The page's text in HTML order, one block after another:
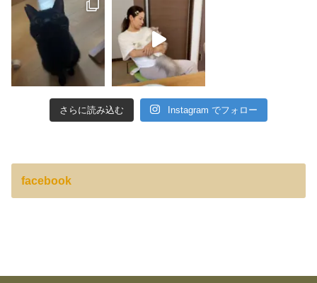
さらに読み込む Instagram でフォロー
facebook